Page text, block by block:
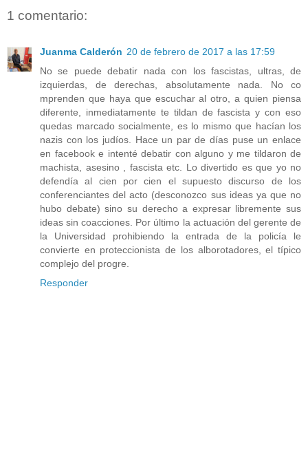
1 comentario:
Juanma Calderón 20 de febrero de 2017 a las 17:59
No se puede debatir nada con los fascistas, ultras, de
izquierdas, de derechas, absolutamente nada. No co
mprenden que haya que escuchar al otro, a quien piensa
diferente, inmediatamente te tildan de fascista y con eso
quedas marcado socialmente, es lo mismo que hacían los
nazis con los judíos. Hace un par de días puse un enlace
en facebook e intenté debatir con alguno y me tildaron de
machista, asesino , fascista etc. Lo divertido es que yo no
defendía al cien por cien el supuesto discurso de los
conferenciantes del acto (desconozco sus ideas ya que no
hubo debate) sino su derecho a expresar libremente sus
ideas sin coacciones. Por último la actuación del gerente de
la Universidad prohibiendo la entrada de la policía le
convierte en proteccionista de los alborotadores, el típico
complejo del progre.
Responder